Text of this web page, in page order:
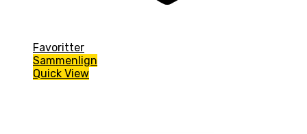
Favoritter
Sammenlign
Quick View